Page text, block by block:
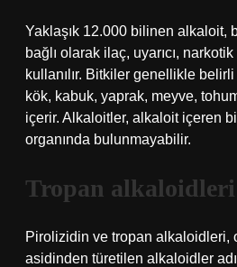
Yaklaşık 12.000 bilinen alkaloit,
bağlı olarak ilaç, uyarıcı,
kullanılır. Bitkiler genellikle
kök, kabuk, yaprak, meyve,
içerir. Alkaloitler, alkaloit içeren
organında bulunmayabilir.
Tropan
Pirolizidin ve tropan alkaloidleri,
asidinden türetilen alkaloidler